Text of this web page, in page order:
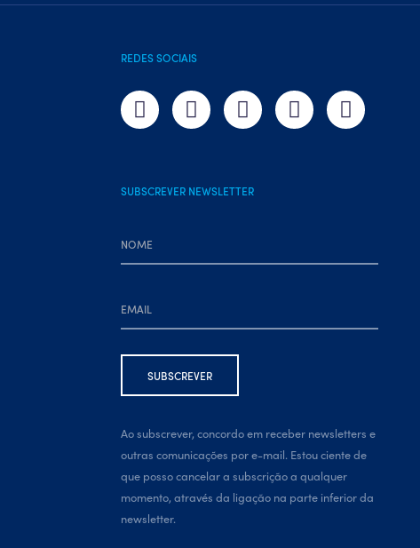
REDES SOCIAIS
SUBSCREVER NEWSLETTER
Ao subscrever, concordo em receber newsletters e
outras comunicações por e-mail. Estou ciente de
que posso cancelar a subscrição a qualquer
momento, através da ligação na parte inferior da
newsletter.